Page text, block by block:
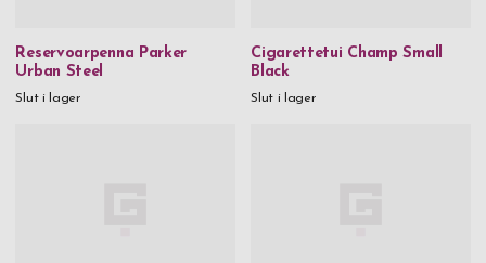
Reservoarpenna Parker
Urban Steel
Slut i lager
Cigarettetui Champ Small
Black
Slut i lager